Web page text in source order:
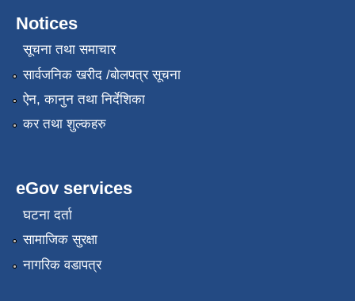
Notices
सूचना तथा समाचार
सार्वजनिक खरीद /बोलपत्र सूचना
ऐन, कानुन तथा निर्देशिका
कर तथा शुल्कहरु
eGov services
घटना दर्ता
सामाजिक सुरक्षा
नागरिक वडापत्र